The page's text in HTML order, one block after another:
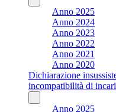
Anno 2025
Anno 2024
Anno 2023
Anno 2022
Anno 2021
Anno 2020
Dichiarazione
incompatibilità di
Anno 2025